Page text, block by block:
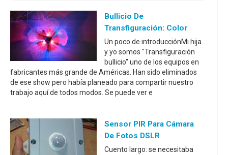
Bullicio De
Transfiguración: Color
Un poco de introducciónMi hija
y yo somos "Transfiguración
bullicio" uno de los equipos en
fabricantes más grande de Américas. Han sido eliminados
de ese show pero había planeado para compartir nuestro
trabajo aquí de todos modos. Se puede ver e
Sensor PIR Para Cámara
De Fotos DSLR
Cuento largo: se necesitaba